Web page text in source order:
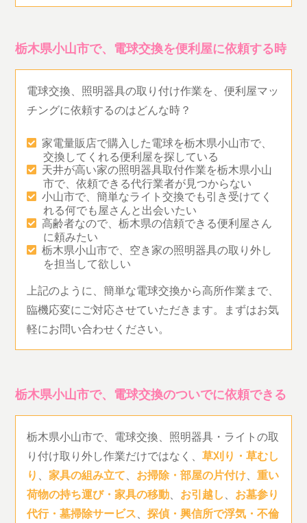
栃木県小山市で、電球交換を便利屋に依頼する時
電球交換、照明器具の取り付け作業を、便利屋マッ
チングに依頼するのはどんな時？
家電量販店で購入した電球を栃木県小山市で、
交換してくれる便利屋を探している
天井が高い家の照明器具取付作業を栃木県小山
市で、依頼できる代行業者が見つからない
小山市で、簡単なライト交換でも引き受けてく
れる何でも屋さんと出会いたい
高齢者なので、栃木県の信頼できる便利屋さん
に頼みたい
栃木県小山市で、空き家の照明器具の取り外し
を担当して欲しい
上記のように、簡単な電球交換から高所作業まで、
臨機応変にご対応させていただきます。まずはお気
軽にお問い合わせください。
栃木県小山市で、電球交換のついでに依頼できる
栃木県小山市で、電球交換、照明器具・ライトの取
り付け取り外し作業だけではなく、草刈り・草むし
り 、家具の組み立て、 お掃除・部屋の片付け、重い
荷物の持ち運び・家具の移動、 お引越し、 お墓参り
代行・墓掃除サービス、探偵・興信所で浮気・不倫